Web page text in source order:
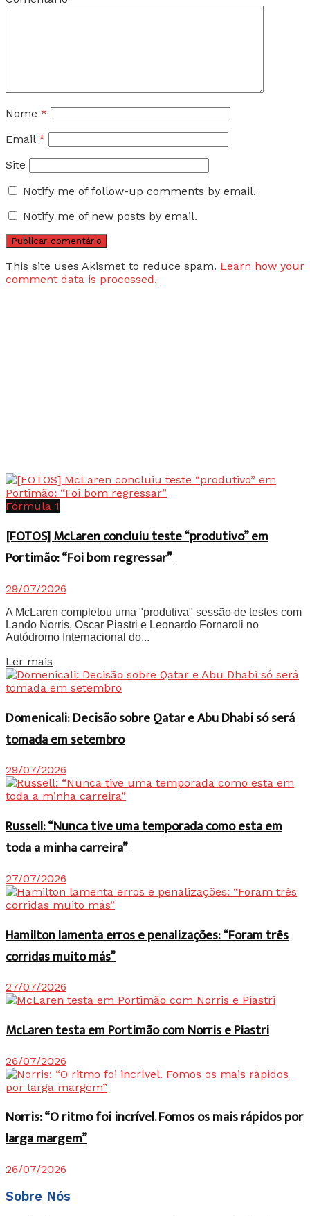
Nome *
Email *
Site
Notify me of follow-up comments by email.
Notify me of new posts by email.
This site uses Akismet to reduce spam. Learn how your
comment data is processed.
Fórmula 1
[FOTOS] McLaren concluiu teste “produtivo” em
Portimão: “Foi bom regressar”
29/07/2026
A McLaren completou uma "produtiva" sessão de testes com
Lando Norris, Oscar Piastri e Leonardo Fornaroli no
Autódromo Internacional do...
Ler mais
Domenicali: Decisão sobre Qatar e Abu Dhabi só será
tomada em setembro
29/07/2026
Russell: “Nunca tive uma temporada como esta em
toda a minha carreira”
27/07/2026
Hamilton lamenta erros e penalizações: “Foram três
corridas muito más”
27/07/2026
McLaren testa em Portimão com Norris e Piastri
26/07/2026
Norris: “O ritmo foi incrível. Fomos os mais rápidos por
larga margem”
26/07/2026
Sobre Nós